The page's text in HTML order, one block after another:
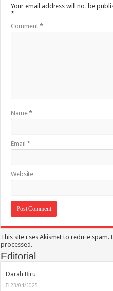
Your email address will not be
*
Comment*
Name*
Email*
Website
This site uses Akismet to reduce spam.
processed.
Editorial
Darah Biru
23/04/2025